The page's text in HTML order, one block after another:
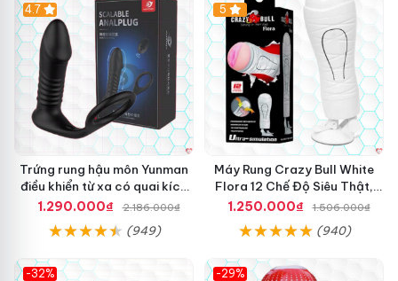
Hot
4.7
Trứng rung hậu môn Yunman
điều khiển từ xa có quai kích
thích
1.290.000₫ 2.186.000₫
(949)
5
Máy Rung Crazy Bull White
Flora 12 Chế Độ Siêu Thật,
Kích Thích
1.250.000₫ 1.506.000₫
(940)
-32%
-29%